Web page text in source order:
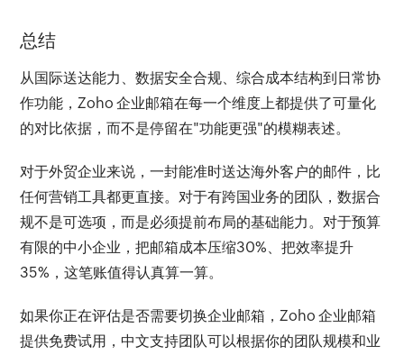
总结
从国际送达能力、数据安全合规、综合成本结构到日常协
作功能，Zoho 企业邮箱在每一个维度上都提供了可量化
的对比依据，而不是停留在"功能更强"的模糊表述。
对于外贸企业来说，一封能准时送达海外客户的邮件，比
任何营销工具都更直接。对于有跨国业务的团队，数据合
规不是可选项，而是必须提前布局的基础能力。对于预算
有限的中小企业，把邮箱成本压缩30%、把效率提升
35%，这笔账值得认真算一算。
如果你正在评估是否需要切换企业邮箱，Zoho 企业邮箱
提供免费试用，中文支持团队可以根据你的团队规模和业